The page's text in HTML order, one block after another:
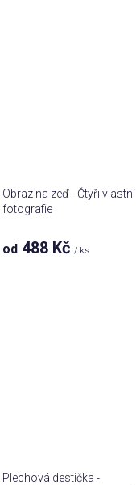
Obraz na zeď - Čtyři vlastní
fotografie
od 488 Kč/ ks
Plechová destička -